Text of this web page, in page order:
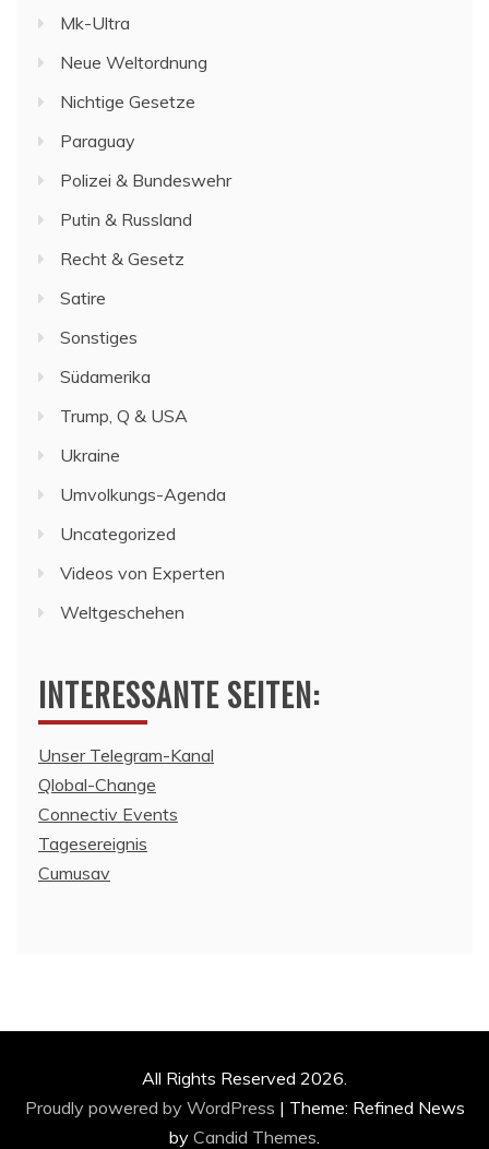
Mk-Ultra
Neue Weltordnung
Nichtige Gesetze
Paraguay
Polizei & Bundeswehr
Putin & Russland
Recht & Gesetz
Satire
Sonstiges
Südamerika
Trump, Q & USA
Ukraine
Umvolkungs-Agenda
Uncategorized
Videos von Experten
Weltgeschehen
INTERESSANTE SEITEN:
Unser Telegram-Kanal
Qlobal-Change
Connectiv Events
Tagesereignis
Cumusav
All Rights Reserved 2026.
Proudly powered by WordPress | Theme: Refined News
by Candid Themes